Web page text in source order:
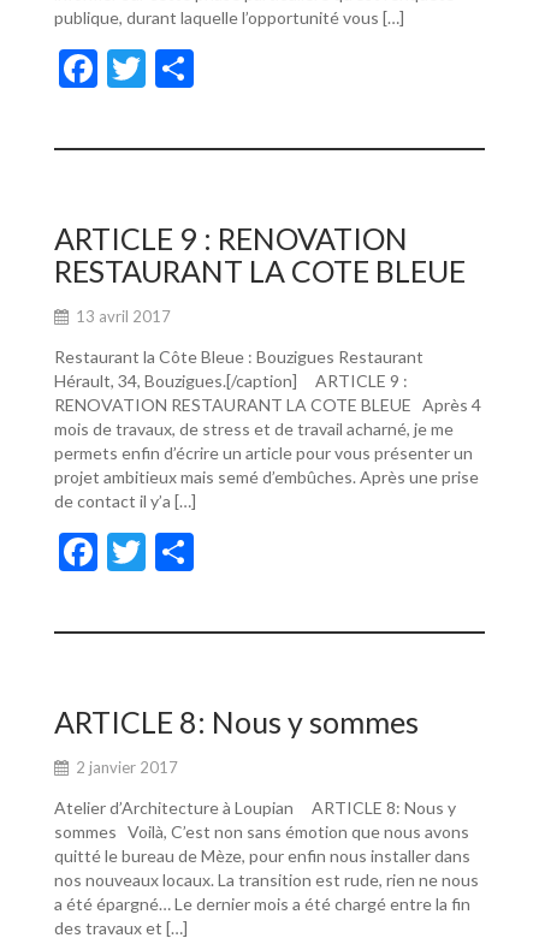
publique, durant laquelle l’opportunité vous […]
F
e
o
o
k
T
itt ta
er
ARTICLE 9 : RENOVATION
RESTAURANT LA COTE BLEUE
13 avril 2017
Restaurant la Côte Bleue : Bouzigues Restaurant
Hérault, 34, Bouzigues.[/caption] ARTICLE 9 :
RENOVATION RESTAURANT LA COTE BLEUE Après 4
mois de travaux, de stress et de travail acharné, je me
permets enfin d’écrire un article pour vous présenter un
projet ambitieux mais semé d’embûches. Après une prise
de contact il y’a […]
F
e
o
o
k
T
itt ta
er
ARTICLE 8: Nous y sommes
2 janvier 2017
Atelier d’Architecture à Loupian ARTICLE 8: Nous y
sommes Voilà, C’est non sans émotion que nous avons
quitté le bureau de Mèze, pour enfin nous installer dans
nos nouveaux locaux. La transition est rude, rien ne nous
a été épargné… Le dernier mois a été chargé entre la fin
des travaux et […]